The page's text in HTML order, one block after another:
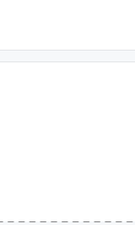
Wydział Nauk